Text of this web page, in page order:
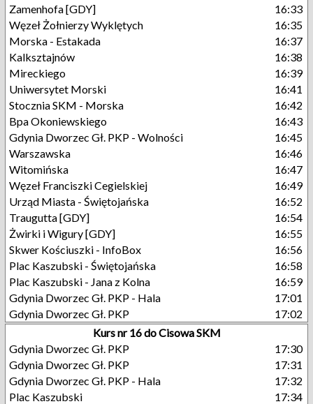
Zamenhofa [GDY]
16:33
Węzeł Żołnierzy Wyklętych
16:35
Morska - Estakada
16:37
Kalksztajnów
16:38
Mireckiego
16:39
Uniwersytet Morski
16:41
Stocznia SKM - Morska
16:42
Bpa Okoniewskiego
16:43
Gdynia Dworzec Gł. PKP - Wolności
16:45
Warszawska
16:46
Witomińska
16:47
Węzeł Franciszki Cegielskiej
16:49
Urząd Miasta - Świętojańska
16:52
Traugutta [GDY]
16:54
Żwirki i Wigury [GDY]
16:55
Skwer Kościuszki - InfoBox
16:56
Plac Kaszubski - Świętojańska
16:58
Plac Kaszubski - Jana z Kolna
16:59
Gdynia Dworzec Gł. PKP - Hala
17:01
Gdynia Dworzec Gł. PKP
17:02
Kurs nr 16 do Cisowa SKM
Gdynia Dworzec Gł. PKP
17:30
Gdynia Dworzec Gł. PKP
17:31
Gdynia Dworzec Gł. PKP - Hala
17:32
Plac Kaszubski
17:34